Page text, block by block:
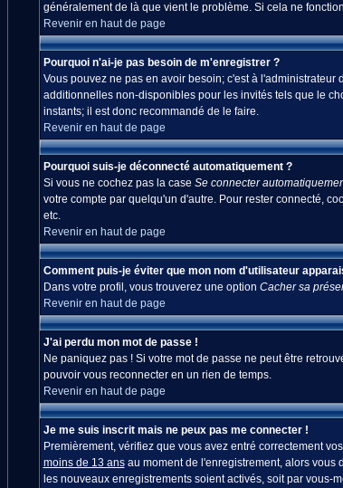
généralement de là que vient le problème. Si cela ne
Revenir en haut de page
Pourquoi n'ai-je pas besoin de m'enregistrer ?
Vous pouvez ne pas en avoir besoin; c'est à
additionnelles non-disponibles pour les invités tels que le
instants; il est donc recommandé de le faire.
Revenir en haut de page
Pourquoi suis-je déconnecté automatiquement ?
Si vous ne cochez pas la case Se connecter
votre compte par quelqu'un d'autre. Pour rester connecté,
etc.
Revenir en haut de page
Comment puis-je éviter que mon nom d'utilisateur
Dans votre profil, vous trouverez une option Cacher sa
Revenir en haut de page
J'ai perdu mon mot de passe !
Ne paniquez pas ! Si votre mot de passe ne peut être
pouvoir vous reconnecter en un rien de temps.
Revenir en haut de page
Je me suis inscrit mais ne peux pas me connecter !
Premièrement, vérifiez que vous avez entré correctement
moins de 13 ansau moment de l'enregistrement, alors vous
les nouveaux enregistrements soient activés, soit par